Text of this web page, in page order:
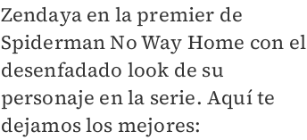
Zendaya en la premier de
Spiderman No Way Home con el
desenfadado look de su
personaje en la serie. Aquí te
dejamos los mejores: